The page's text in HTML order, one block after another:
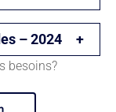
– 2024
besoins?